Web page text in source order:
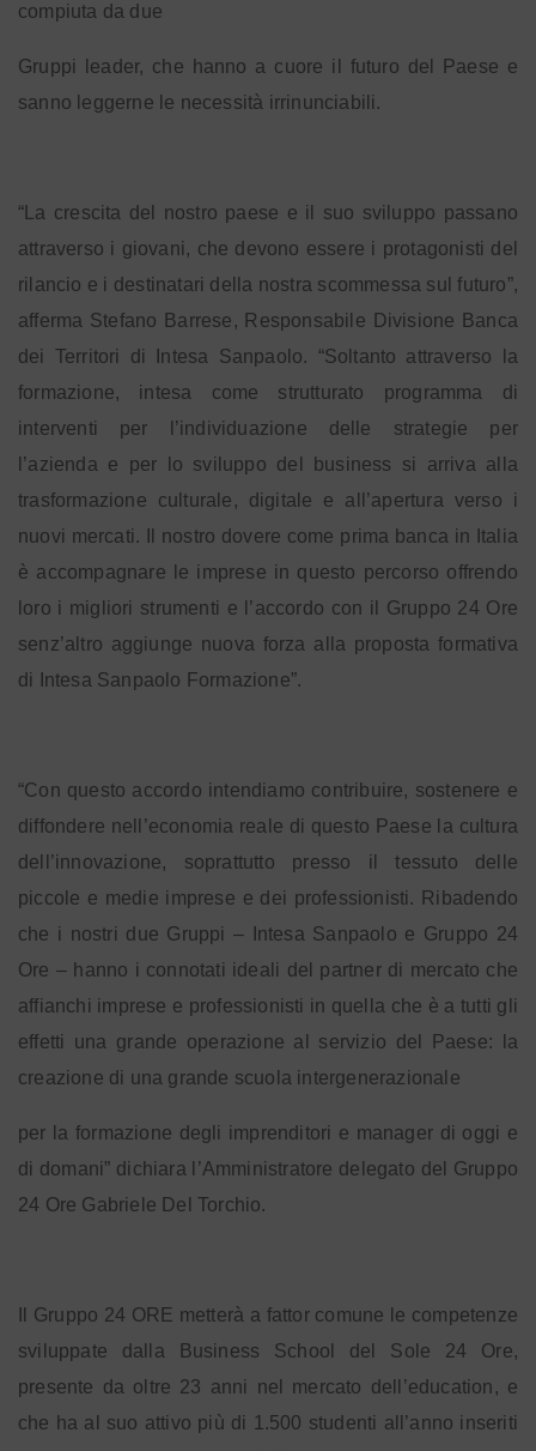
compiuta da due
Gruppi leader, che hanno a cuore il futuro del Paese e
sanno leggerne le necessità irrinunciabili.
“La crescita del nostro paese e il suo sviluppo passano
attraverso i giovani, che devono essere i protagonisti del
rilancio e i destinatari della nostra scommessa sul futuro”,
afferma Stefano Barrese, Responsabile Divisione Banca
dei Territori di Intesa Sanpaolo. “Soltanto attraverso la
formazione, intesa come strutturato programma di
interventi per l’individuazione delle strategie per
l’azienda e per lo sviluppo del business si arriva alla
trasformazione culturale, digitale e all’apertura verso i
nuovi mercati. Il nostro dovere come prima banca in Italia
è accompagnare le imprese in questo percorso offrendo
loro i migliori strumenti e l’accordo con il Gruppo 24 Ore
senz’altro aggiunge nuova forza alla proposta formativa
di Intesa Sanpaolo Formazione”.
“Con questo accordo intendiamo contribuire, sostenere e
diffondere nell’economia reale di questo Paese la cultura
dell’innovazione, soprattutto presso il tessuto delle
piccole e medie imprese e dei professionisti. Ribadendo
che i nostri due Gruppi – Intesa Sanpaolo e Gruppo 24
Ore – hanno i connotati ideali del partner di mercato che
affianchi imprese e professionisti in quella che è a tutti gli
effetti una grande operazione al servizio del Paese: la
creazione di una grande scuola intergenerazionale
per la formazione degli imprenditori e manager di oggi e
di domani” dichiara l’Amministratore delegato del Gruppo
24 Ore Gabriele Del Torchio.
Il Gruppo 24 ORE metterà a fattor comune le competenze
sviluppate dalla Business School del Sole 24 Ore,
presente da oltre 23 anni nel mercato dell’education, e
che ha al suo attivo più di 1.500 studenti all’anno inseriti